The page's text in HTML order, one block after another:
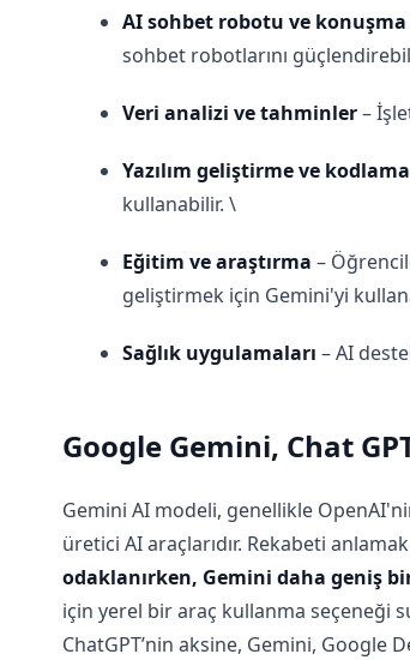
AI sohbet robotu ve konuşma
sohbet robotlarını
Veri analizi ve tahminler–
Yazılım geliştirme ve kodlama
kullanabilir. \
Eğitim ve araştırma –
geliştirmek için Gemini'yi
Sağlık uygulamaları – AI
Google Gemini, Chat
Gemini AI modeli, genellikle
üretici AI araçlarıdır. Rekabeti
odaklanırken, Gemini daha geniş
için yerel bir araç kullanma seçeneği
ChatGPT’nin aksine, Gemini, Google